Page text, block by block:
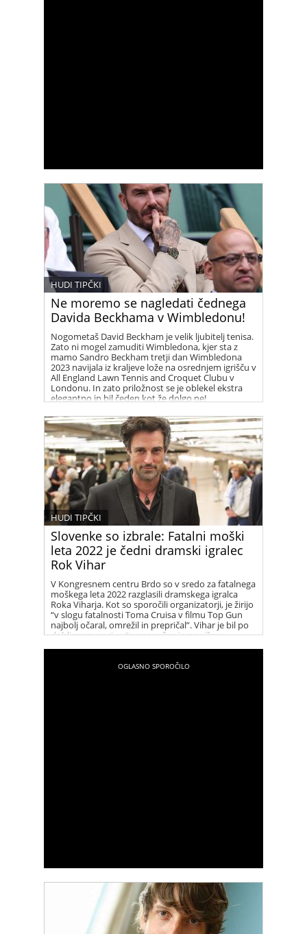
Ne moremo se nagledati čednega
Davida Beckhama v Wimbledonu!
HUDI TIPČKI
Nogometaš David Beckham je velik ljubitelj tenisa.
Zato ni mogel zamuditi Wimbledona, kjer sta z
mamo Sandro Beckham tretji dan Wimbledona
2023 navijala iz kraljeve lože na osrednjem igrišču v
All England Lawn Tennis and Croquet Clubu v
Londonu. In zato priložnost se je oblekel ekstra
elegantno in bil čeden kot že dolgo ne!
Slovenke so izbrale: Fatalni moški
leta 2022 je čedni dramski igralec
Rok Vihar
HUDI TIPČKI
V Kongresnem centru Brdo so v sredo za fatalnega
moškega leta 2022 razglasili dramskega igralca
Roka Viharja. Kot so sporočili organizatorji, je žirijo
“v slogu fatalnosti Toma Cruisa v filmu Top Gun
najbolj očaral, omrežil in prepričal”. Vihar je bil po
dobljenem nazivu “presenečen in ponižno